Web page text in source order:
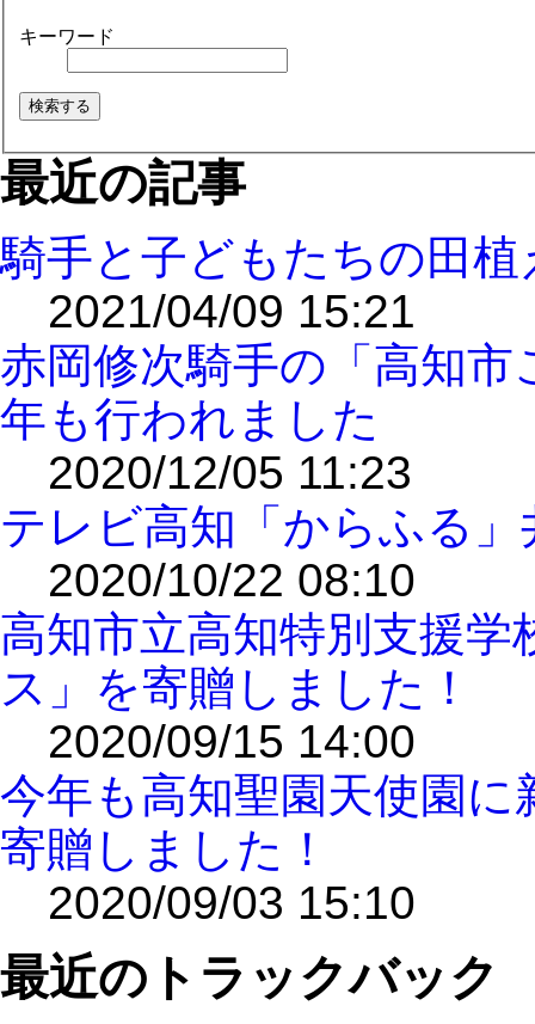
キーワード
最近の記事
騎手と子どもたちの田植
2021/04/09 15:21
赤岡修次騎手の「高知
年も行われました
2020/12/05 11:23
テレビ高知「からふる
2020/10/22 08:10
高知市立高知特別支援
ス」を寄贈しました！
2020/09/15 14:00
今年も高知聖園天使園
寄贈しました！
2020/09/03 15:10
最近のトラックバック